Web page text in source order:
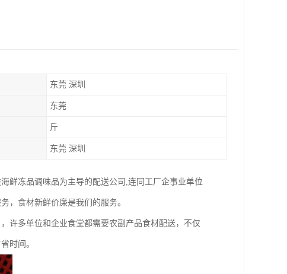
东莞 深圳
东莞
斤
东莞 深圳
鲜冻品调味品为主导的配送公司,连同工厂企事业单位
，食材新鲜价廉是我们的服务。
许多单位和企业食堂都需要农副产品食材配送，不仅
时间。